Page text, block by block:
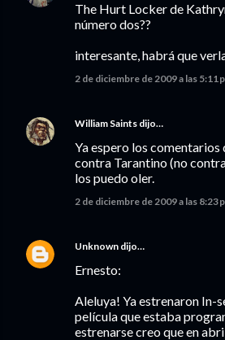
The Hurt Locker de
número dos??
interesante, habrá que
2 de diciembre de 2009 a las 5:11
William Saints dijo…
Ya espero los
contra Tarantino (no
los puedo oler.
2 de diciembre de 2009 a las 8:23
Unknown dijo…
Ernesto:
Aleluya! Ya estrenaron In-
película que estaba
estrenarse creo que en